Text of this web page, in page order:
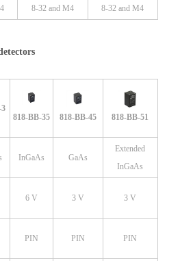
8-32 and M4 8-32 and M4
818-BB-35 818-BB-45 818-BB-51
InGaAs GaAs
Extended
InGaAs
6 V 3 V 3 V
PIN PIN PIN